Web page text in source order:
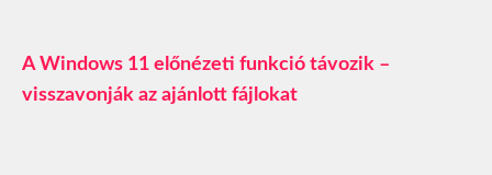
A Windows 11 előnézeti funkció távozik –
visszavonják az ajánlott fájlokat